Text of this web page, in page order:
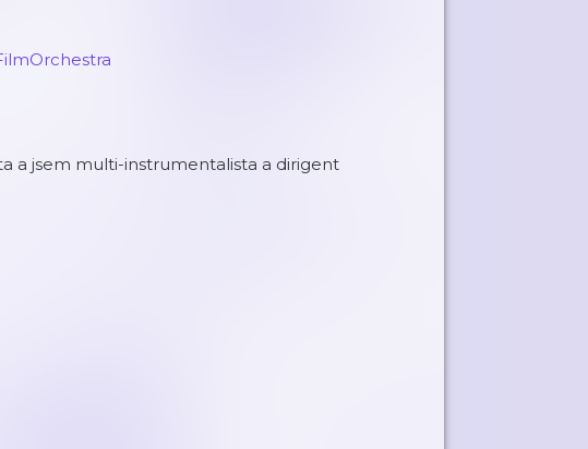
a jsem multi-instrumentalista a dirigent